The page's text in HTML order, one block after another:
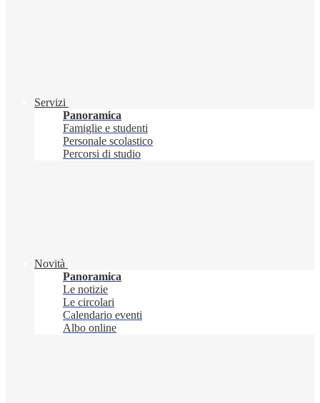
Servizi
Panoramica
Famiglie e studenti
Personale scolastico
Percorsi di studio
Novità
Panoramica
Le notizie
Le circolari
Calendario eventi
Albo online